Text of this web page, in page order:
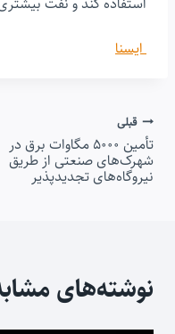
ایسنا
راهبری
نوشته
قبلی
تأمین ۵۰۰۰ مگاوات برق در
شهرک‌های صنعتی از طریق
نیروگاه‌های تجدیدپذیر
نوشته‌های